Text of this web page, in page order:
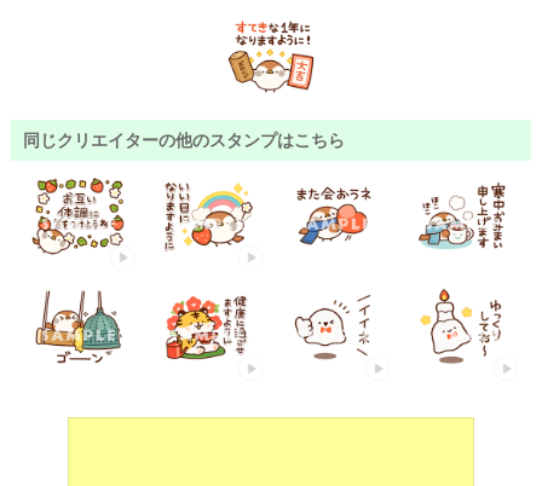
同じクリエイターの他のスタンプはこちら